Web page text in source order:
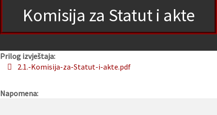
Komisija za Statut i akte
Prilog izvještaja:
2.1.-Komisija-za-Statut-i-akte.pdf
Napomena: